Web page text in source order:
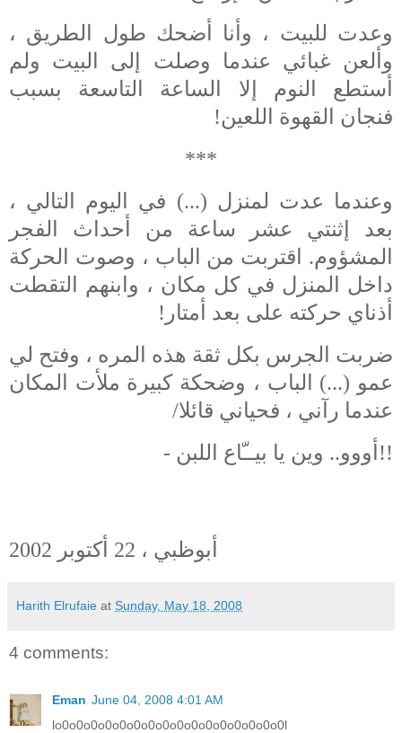
وعدت للبيت ، وأنا أضحك طول الطريق ،
وألعن غبائي عندما وصلت إلى البيت ولم
أستطع النوم إلا الساعة التاسعة بسبب
فنجان القهوة اللعين!
***
وعندما عدت لمنزل (...) في اليوم التالي ،
بعد إثنتي عشر ساعة من أحداث الفجر
المشؤوم. اقتربت من الباب ، وصوت الحركة
داخل المنزل في كل مكان ، وابنهم التقطت
أذناي حركته على بعد أمتار!
ضربت الجرس بكل ثقة هذه المره ، وفتح لي
عمو (...) الباب ، وضحكة كبيرة ملأت المكان
عندما رآني ، فحياني قائلا/
- أووو.. وين يا بيــّاع اللبن!!
أبوظبي ، 22 أكتوبر 2002
Harith Elrufaie at Sunday, May 18, 2008
4 comments:
Eman June 04, 2008 4:01 AM
lo0o0o0o0o0o0o0o0o0o0o0o0o0o0o0o0l